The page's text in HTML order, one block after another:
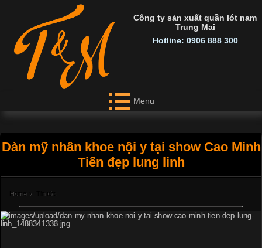
Công ty sản xuất quần lót nam
Trung Mai
Hotline: 0906 888 300
Menu
Dàn mỹ nhân khoe nội y tại show Cao Minh
Tiến đẹp lung linh
Home › Tin tức